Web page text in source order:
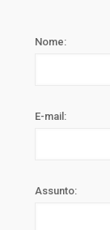
Nome:
E-mail:
Assunto: